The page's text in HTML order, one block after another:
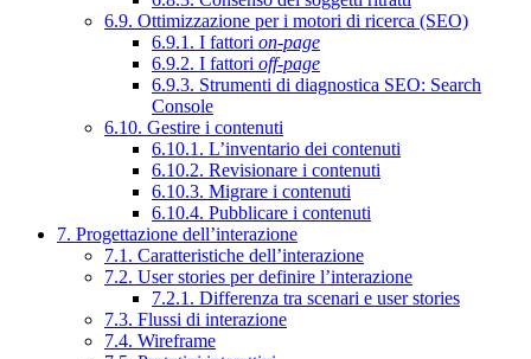
6.9. Ottimizzazione per i motori di ricerca (SEO)
6.9.1. I fattori on-page
6.9.2. I fattori off-page
6.9.3. Strumenti di diagnostica SEO: Search
Console
6.10. Gestire i contenuti
6.10.1. L’inventario dei contenuti
6.10.2. Revisionare i contenuti
6.10.3. Migrare i contenuti
6.10.4. Pubblicare i contenuti
7. Progettazione dell’interazione
7.1. Caratteristiche dell’interazione
7.2. User stories per definire l’interazione
7.2.1. Differenza tra scenari e user stories
7.3. Flussi di interazione
7.4. Wireframe